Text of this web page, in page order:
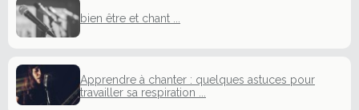
bien être et chant ...
Apprendre à chanter : quelques astuces pour
travailler sa respiration ...